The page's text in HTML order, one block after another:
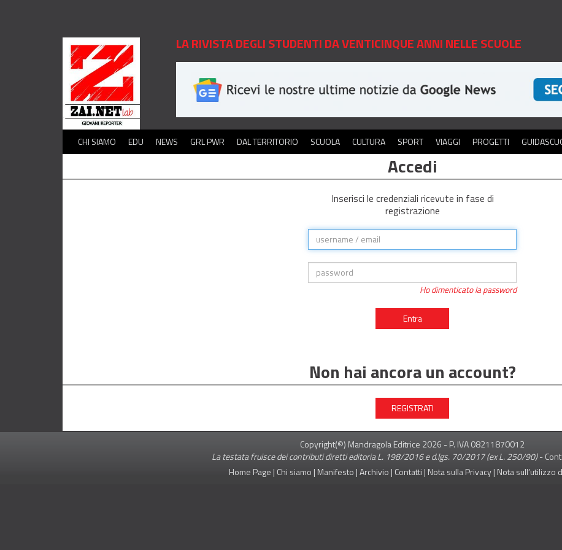
LA RIVISTA DEGLI STUDENTI DA VENTICINQUE ANNI NELLE SCUOLE
CHI SIAMO EDU NEWS GRL PWR DAL TERRITORIO SCUOLA CULTURA SPORT VIAGGI PROGETTI
Accedi
Inserisci le credenziali ricevute in fase di
registrazione
Ho dimenticato la password
Entra
Non hai ancora un account?
REGISTRATI
Copyright(©) Mandragola Editrice 2026 - P. IVA 08211870012
La testata fruisce dei contributi diretti editoria L. 198/2016 e d.lgs. 70/2017 (ex L. 250/90)-
Home Page | Chi siamo | Manifesto |Archivio | Contatti | Nota sulla Privacy| Nota sull’utilizzo